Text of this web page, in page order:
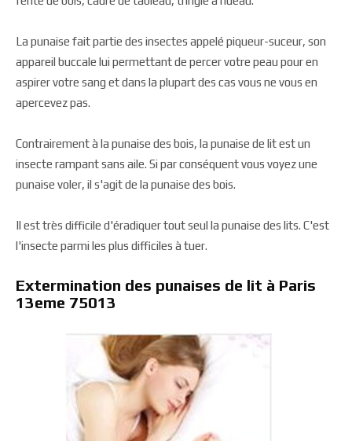
La punaise fait partie des insectes appelé piqueur-suceur, son
appareil buccale lui permettant de percer votre peau pour en
aspirer votre sang et dans la plupart des cas vous ne vous en
apercevez pas.
Contrairement à la punaise des bois, la punaise de lit est un
insecte rampant sans aile. Si par conséquent vous voyez une
punaise voler, il s'agit de la punaise des bois.
Il est très difficile d'éradiquer tout seul la punaise des lits. C'est
l'insecte parmi les plus difficiles à tuer.
Extermination des punaises de lit à Paris
13eme 75013